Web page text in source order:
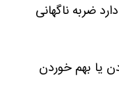
ضربه ناگهانی
یا بهم خوردن